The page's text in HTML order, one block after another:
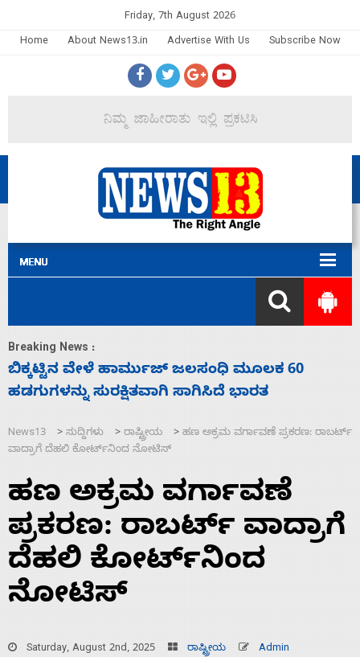
Friday, 7th August 2026
Home
About News13.in Advertise With Us Subscribe Now
Breaking News :
ನಾಗೇಂದ್ರ ರಾಜೀನಾಮೆ ಕೊಡದಿದ್ದರೆ ಸದನ ನಡೆಸಲು
ಬಿಡೆವು: ಛಲವಾದಿ ನಾರಾಯಣಸ್ವಾಮಿ
News13 > ಸುದ್ದಿಗಳು > ರಾಷ್ಟ್ರೀಯ > ಹಣ ಅಕ್ರಮ ವರ್ಗಾವಣೆ ಪ್ರಕರಣ: ರಾಬರ್ಟ್
ವಾದ್ರಾಗೆ ದೆಹಲಿ ಕೋರ್ಟ್‌ನಿಂದ ನೋಟಿಸ್
ಹಣ ಅಕ್ರಮ ವರ್ಗಾವಣೆ
ಪ್ರಕರಣ: ರಾಬರ್ಟ್ ವಾದ್ರಾಗೆ
ದೆಹಲಿ ಕೋರ್ಟ್‌ನಿಂದ
ನೋಟಿಸ್
Saturday, August 2nd, 2025 ರಾಷ್ಟ್ರೀಯ Admin